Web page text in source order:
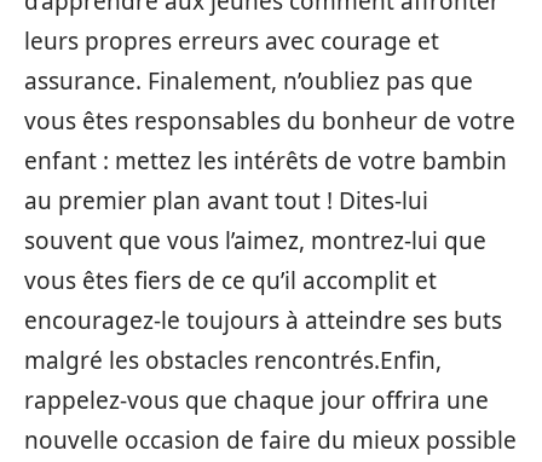
leurs propres erreurs avec courage et
assurance. Finalement, n’oubliez pas que
vous êtes responsables du bonheur de votre
enfant : mettez les intérêts de votre bambin
au premier plan avant tout ! Dites-lui
souvent que vous l’aimez, montrez-lui que
vous êtes fiers de ce qu’il accomplit et
encouragez-le toujours à atteindre ses buts
malgré les obstacles rencontrés.Enfin,
rappelez-vous que chaque jour offrira une
nouvelle occasion de faire du mieux possible